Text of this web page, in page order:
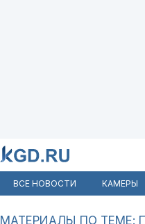
ВСЕ НОВОСТИ КАМЕРЫ
МАТЕРИАЛЫ ПО ТЕМЕ: